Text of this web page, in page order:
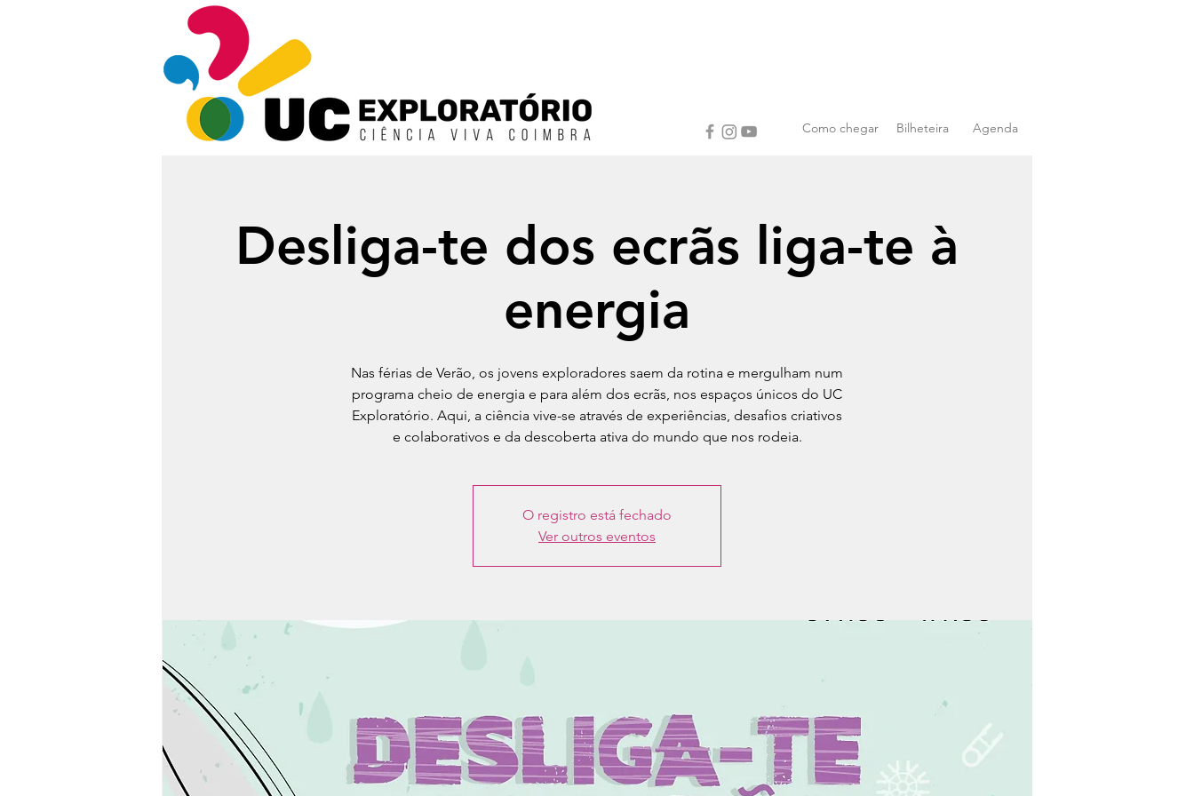
Como chegar Bilheteira Agenda
Desliga-te dos ecrãs liga-te à
energia
Nas férias de Verão, os jovens exploradores saem da rotina e mergulham num
programa cheio de energia e para além dos ecrãs, nos espaços únicos do UC
Exploratório. Aqui, a ciência vive-se através de experiências, desafios criativos
e colaborativos e da descoberta ativa do mundo que nos rodeia.
O registro está fechado
Ver outros eventos